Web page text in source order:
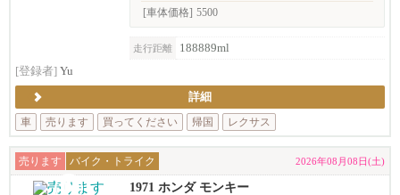
[車体価格] 5500
走行距離
188889ml
[登録者] Yu
詳細
車
売ります 買ってください 帰国 レクサス
売ります バイク・トライク 2026年08月08日(土)
1971 ホンダ モンキー